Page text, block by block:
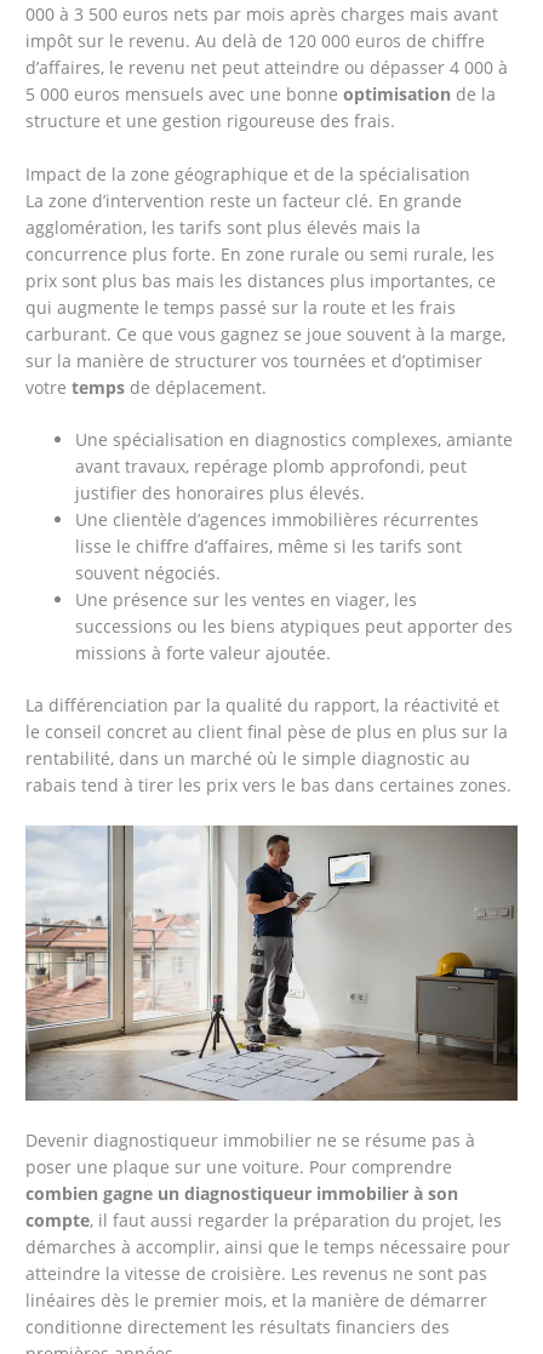
000 à 3 500 euros nets par mois après charges mais avant
impôt sur le revenu. Au delà de 120 000 euros de chiffre
d’affaires, le revenu net peut atteindre ou dépasser 4 000 à
5 000 euros mensuels avec une bonneoptimisation de la
structure et une gestion rigoureuse des frais.
Impact de la zone géographique et de la spécialisation
La zone d’intervention reste un facteur clé. En grande
agglomération, les tarifs sont plus élevés mais la
concurrence plus forte. En zone rurale ou semi rurale, les
prix sont plus bas mais les distances plus importantes, ce
qui augmente le temps passé sur la route et les frais
carburant. Ce que vous gagnez se joue souvent à la marge,
sur la manière de structurer vos tournées et d’optimiser
votretemps de déplacement.
Une spécialisation en diagnostics complexes, amiante
avant travaux, repérage plomb approfondi, peut
justifier des honoraires plus élevés.
Une clientèle d’agences immobilières récurrentes
lisse le chiffre d’affaires, même si les tarifs sont
souvent négociés.
Une présence sur les ventes en viager, les
successions ou les biens atypiques peut apporter des
missions à forte valeur ajoutée.
La différenciation par la qualité du rapport, la réactivité et
le conseil concret au client final pèse de plus en plus sur la
rentabilité, dans un marché où le simple diagnostic au
rabais tend à tirer les prix vers le bas dans certaines zones.
Devenir diagnostiqueur immobilier ne se résume pas à
poser une plaque sur une voiture. Pour comprendre
combien gagne un diagnostiqueur immobilier à son
compte, il faut aussi regarder la préparation du projet, les
démarches à accomplir, ainsi que le temps nécessaire pour
atteindre la vitesse de croisière. Les revenus ne sont pas
linéaires dès le premier mois, et la manière de démarrer
conditionne directement les résultats financiers des